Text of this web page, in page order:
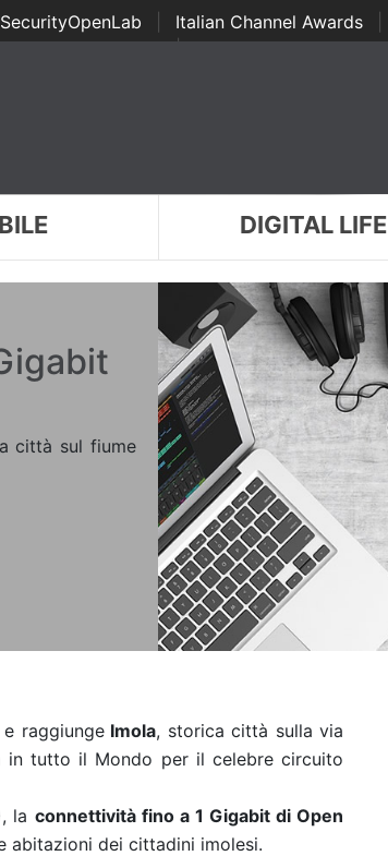
SecurityOpenLab Italian Channel Awards
Awards | ...
DIGITAL LIFE
città sul fiume
raggiungeImola, storica città sulla via
in tutto il Mondo per il celebre circuito
la connettività fino a 1 Gigabit di Open
abitazioni dei cittadini imolesi.